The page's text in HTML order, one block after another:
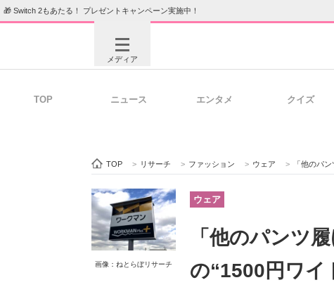
🎁 Switch 2もあたる！ プレゼントキャンペーン実施中！
メディア
ビジネスと働き方のヒント
TOP ニュース エンタメ クイズ
TOP > リサーチ > ファッション > ウェア > 「他のパンツ履
画像：ねとらぼリサーチ
ウェア
「他のパンツ
の“1500円ワ